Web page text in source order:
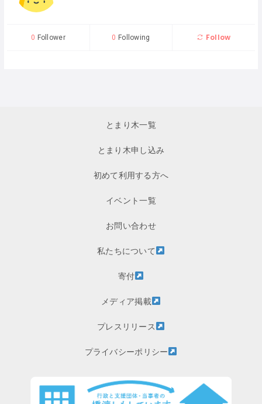
0 Follower 0 Following Follow
とまり木一覧
とまり木申し込み
初めて利用する方へ
イベント一覧
お問い合わせ
私たちについて
寄付
メディア掲載
プレスリリース
プライバシーポリシー